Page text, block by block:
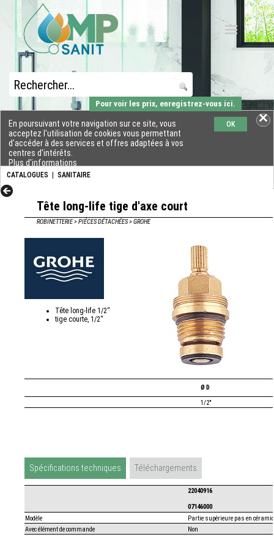
CATALOGUES SANITAIRE
En poursuivant votre navigation sur ce site, vous
acceptez l'utilisation de cookies vous permettant
d'accéder à des services et offres adaptées à vos
centres d'intérêts.
Plus d'informations
OK
Pour voir les prix, enregistrez-vous ici.